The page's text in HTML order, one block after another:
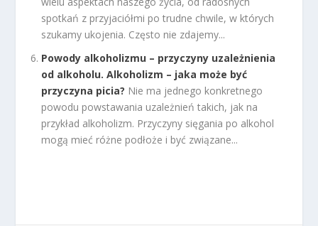
spotkań z przyjaciółmi po trudne chwile, w których
szukamy ukojenia. Często nie zdajemy...
Powody alkoholizmu – przyczyny uzależnienia
od alkoholu. Alkoholizm – jaka może być
przyczyna picia? Nie ma jednego konkretnego
powodu powstawania uzależnień takich, jak na
przykład alkoholizm. Przyczyny sięgania po alkohol
mogą mieć różne podłoże i być związane...